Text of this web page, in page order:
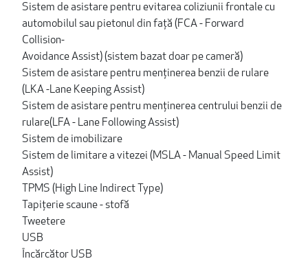
Sistem de asistare pentru evitarea coliziunii frontale cu
automobilul sau pietonul din faţă (FCA - Forward
Collision-
Avoidance Assist) (sistem bazat doar pe cameră)
Sistem de asistare pentru menţinerea benzii de rulare
(LKA -Lane Keeping Assist)
Sistem de asistare pentru menţinerea centrului benzii de
rulare(LFA - Lane Following Assist)
Sistem de imobilizare
Sistem de limitare a vitezei (MSLA - Manual Speed Limit
Assist)
TPMS (High Line Indirect Type)
Tapiţerie scaune - stofă
Tweetere
USB
Încărcător USB